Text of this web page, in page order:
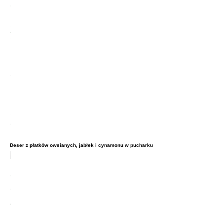
Deser z płatków owsianych, jabłek i cynamonu w pucharku